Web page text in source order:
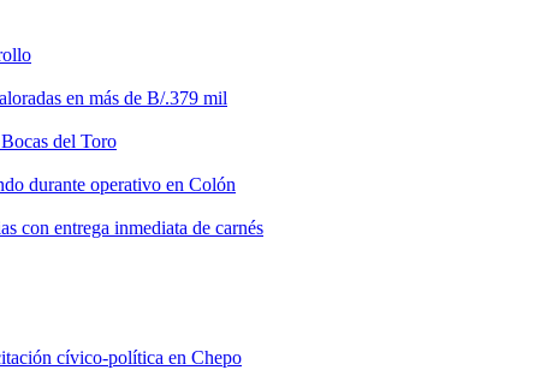
en más de B/.379 mil
del Toro
durante operativo en Colón
con entrega inmediata de carnés
cívico-política en Chepo